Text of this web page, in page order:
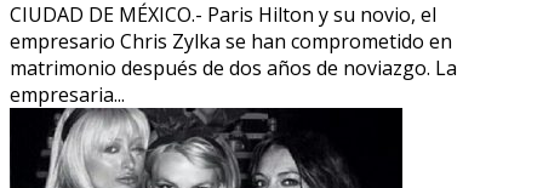
CIUDAD DE MÉXICO.- Paris Hilton y su novio, el
empresario Chris Zylka se han comprometido en
matrimonio después de dos años de noviazgo. La
empresaria...